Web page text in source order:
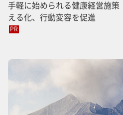
手軽に始められる健康経営施
える化、行動変容を促進
PR